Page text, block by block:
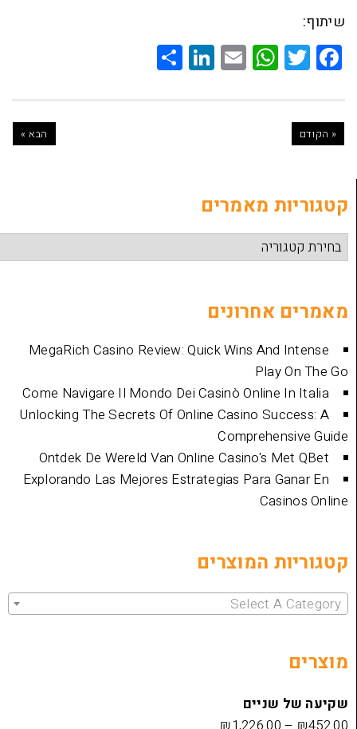
WhatsApp
Email
LinkedIn
Share
מאמרים
MegaRich Casino Review: Quick Wins
Come Navigare Il Mondo Dei Casinò
Unlocking The Secrets Of Online Casino
Ontdek De Wereld Van Online Casino's
Explorando Las Mejores Estrategias Para
המוצרים
Select